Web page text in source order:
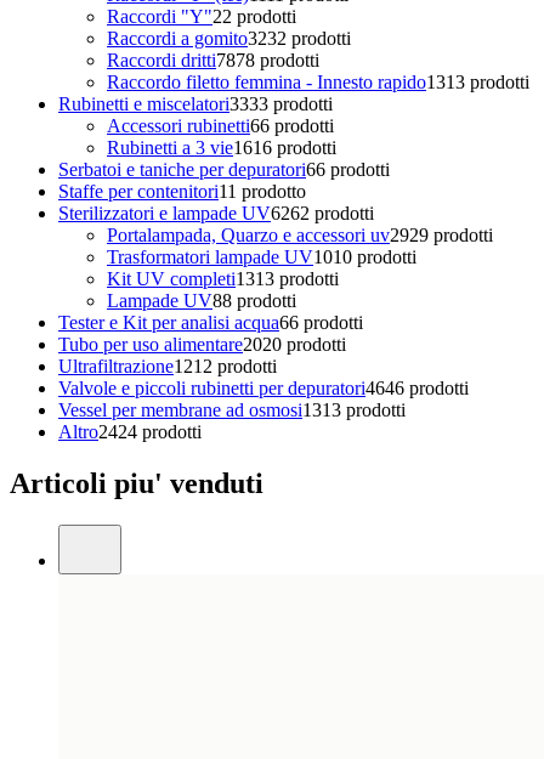
Raccordi "Y"22 prodotti
Raccordi a gomito3232 prodotti
Raccordi dritti7878 prodotti
Raccordo filetto femmina - Innesto rapido1313 prodotti
Rubinetti e miscelatori3333 prodotti
Accessori rubinetti66 prodotti
Rubinetti a 3 vie1616 prodotti
Serbatoi e taniche per depuratori66 prodotti
Staffe per contenitori11 prodotto
Sterilizzatori e lampade UV6262 prodotti
Portalampada, Quarzo e accessori uv2929 prodotti
Trasformatori lampade UV1010 prodotti
Kit UV completi1313 prodotti
Lampade UV88 prodotti
Tester e Kit per analisi acqua66 prodotti
Tubo per uso alimentare2020 prodotti
Ultrafiltrazione1212 prodotti
Valvole e piccoli rubinetti per depuratori4646 prodotti
Vessel per membrane ad osmosi1313 prodotti
Altro2424 prodotti
Articoli piu' venduti